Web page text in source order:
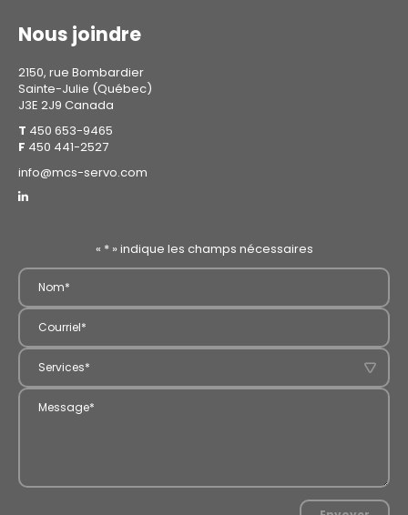
Nous joindre
2150, rue Bombardier
Sainte-Julie (Québec)
J3E 2J9 Canada
T 450 653-9465
F 450 441-2527
info@mcs-servo.com
« *» indique les champs nécessaires